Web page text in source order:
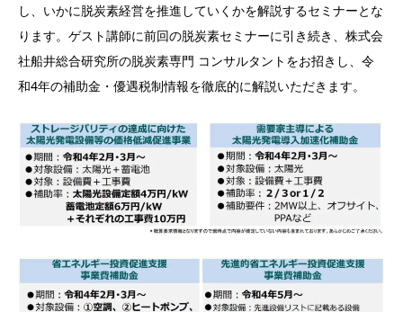
し、いかに脱炭素経営を推進していくかを解説するセミナーとな
ります。ゲスト講師に前回の脱炭素セミナーに引き続き、株式会
社船井総合研究所の脱炭素専門 コンサルタントをお招きし、令
和4年の補助金・優遇税制情報を徹底的に解説いただきます。